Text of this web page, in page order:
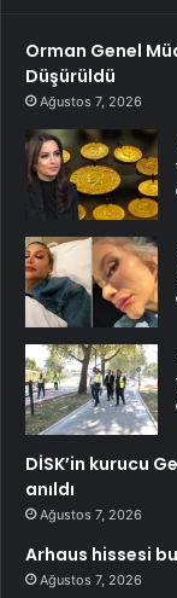
Orman Genel
Düşürüldü
Ağustos 7, 2026
DİSK’in kurucu
anıldı
Ağustos 7, 2026
Arhaus hissesi
Ağustos 7, 2026